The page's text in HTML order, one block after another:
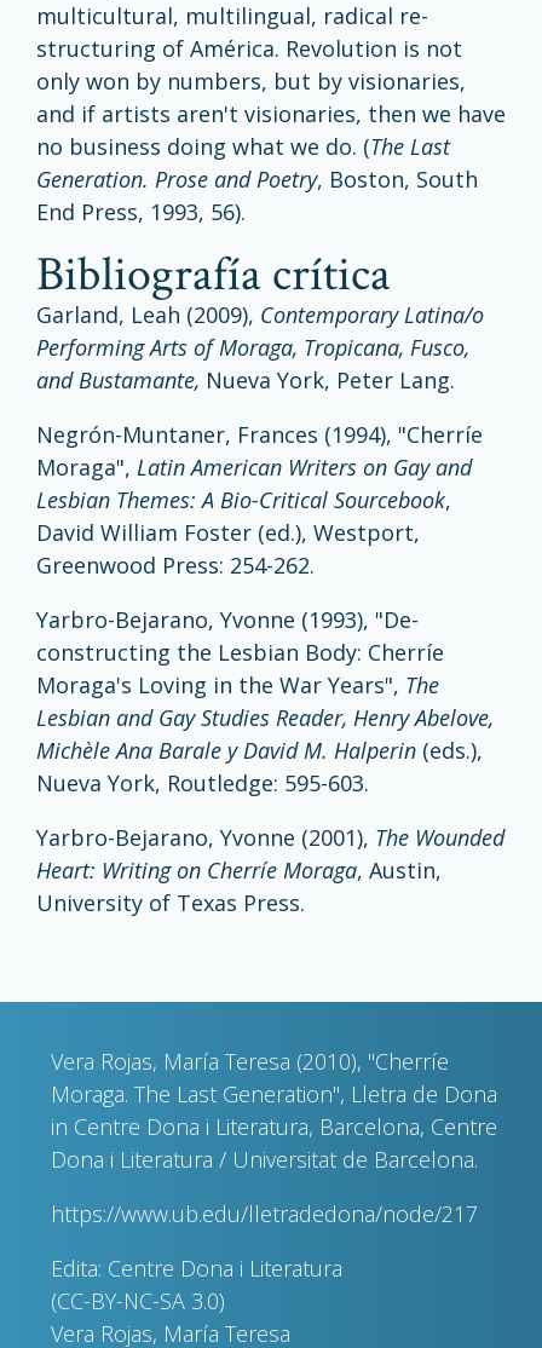
multicultural, multilingual, radical re-
structuring of América. Revolution is not
only won by numbers, but by visionaries,
and if artists aren't visionaries, then we have
no business doing what we do. (The Last
Generation. Prose and Poetry, Boston, South
End Press, 1993, 56).
bibliografía crítica
Garland, Leah (2009), Contemporary Latina/o
Performing Arts of Moraga, Tropicana, Fusco,
and Bustamante, Nueva York, Peter Lang.
Negrón-Muntaner, Frances (1994), "Cherríe
Moraga", Latin American Writers on Gay and
Lesbian Themes: A Bio-Critical Sourcebook,
David William Foster (ed.), Westport,
Greenwood Press: 254-262.
Yarbro-Bejarano, Yvonne (1993), "De-
constructing the Lesbian Body: Cherríe
Moraga's Loving in the War Years", The
Lesbian and Gay Studies Reader, Henry Abelove,
Michèle Ana Barale y David M. Halperin (eds.),
Nueva York, Routledge: 595-603.
Yarbro-Bejarano, Yvonne (2001), The Wounded
Heart: Writing on Cherríe Moraga, Austin,
University of Texas Press.
Vera Rojas, María Teresa (2010), "Cherríe
Moraga. The Last Generation", Lletra de Dona
in Centre Dona i Literatura, Barcelona, Centre
Dona i Literatura / Universitat de Barcelona.
https://www.ub.edu/lletradedona/node/217
Edita: Centre Dona i Literatura
(CC-BY-NC-SA 3.0)
Vera Rojas, María Teresa